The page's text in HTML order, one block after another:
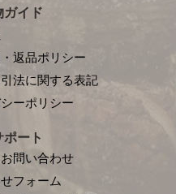
ガイド
返品ポリシー
法に関する表記
ーポリシー
ート
問い合わせ
フォーム